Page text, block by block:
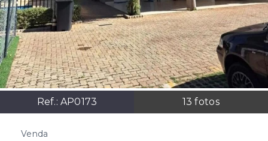
Ref.: AP0173 13 fotos
Venda